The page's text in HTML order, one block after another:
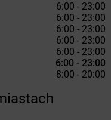
6:00 - 23:00
6:00 - 23:00
6:00 - 23:00
6:00 - 23:00
6:00 - 23:00
6:00 - 23:00
8:00 - 20:00